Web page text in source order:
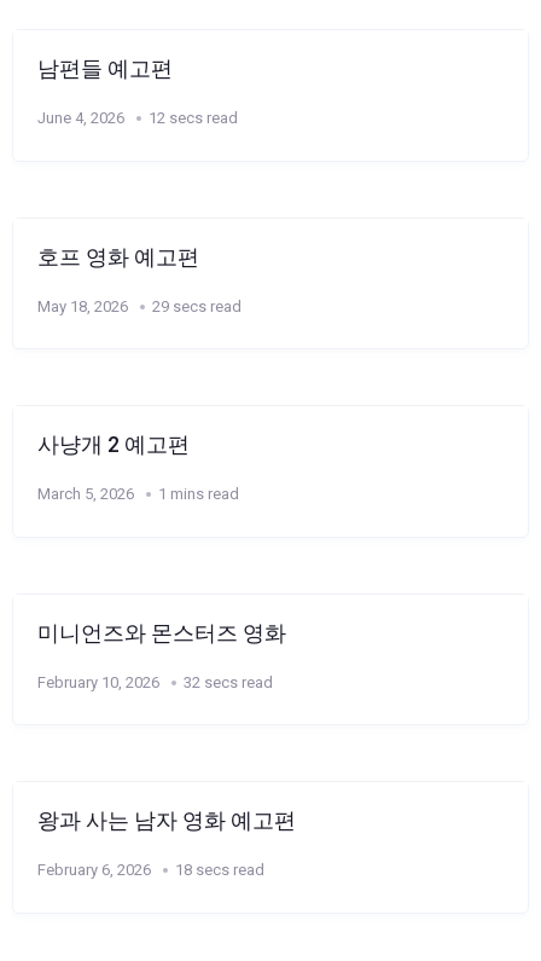
남편들 예고편
June 4, 2026 12 secs read
호프 영화 예고편
May 18, 2026 29 secs read
사냥개 2 예고편
March 5, 2026 1 mins read
미니언즈와 몬스터즈 영화
February 10, 2026 32 secs read
왕과 사는 남자 영화 예고편
February 6, 2026 18 secs read